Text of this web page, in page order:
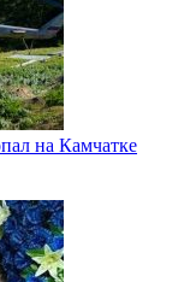
на Камчатке